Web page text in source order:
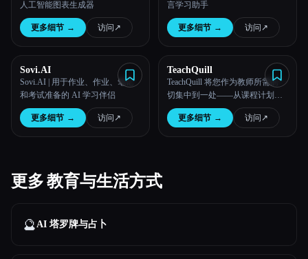
人工智能图表生成器
更多细节 → 访问 ↗︎
言学习助手
更多细节 → 访问 ↗︎
Sovi.AI
Sovi.AI | 用于作业、作业、笔记
和考试准备的 AI 学习伴侣
更多细节 → 访问 ↗︎
TeachQuill
TeachQuill 将您作为教师所需的一
切集中到一处——从课程计划到
评估、课堂活动到家长交流。
更多细节 → 访问 ↗︎
更多 教育与生活方式
🔮AI 塔罗牌与占卜